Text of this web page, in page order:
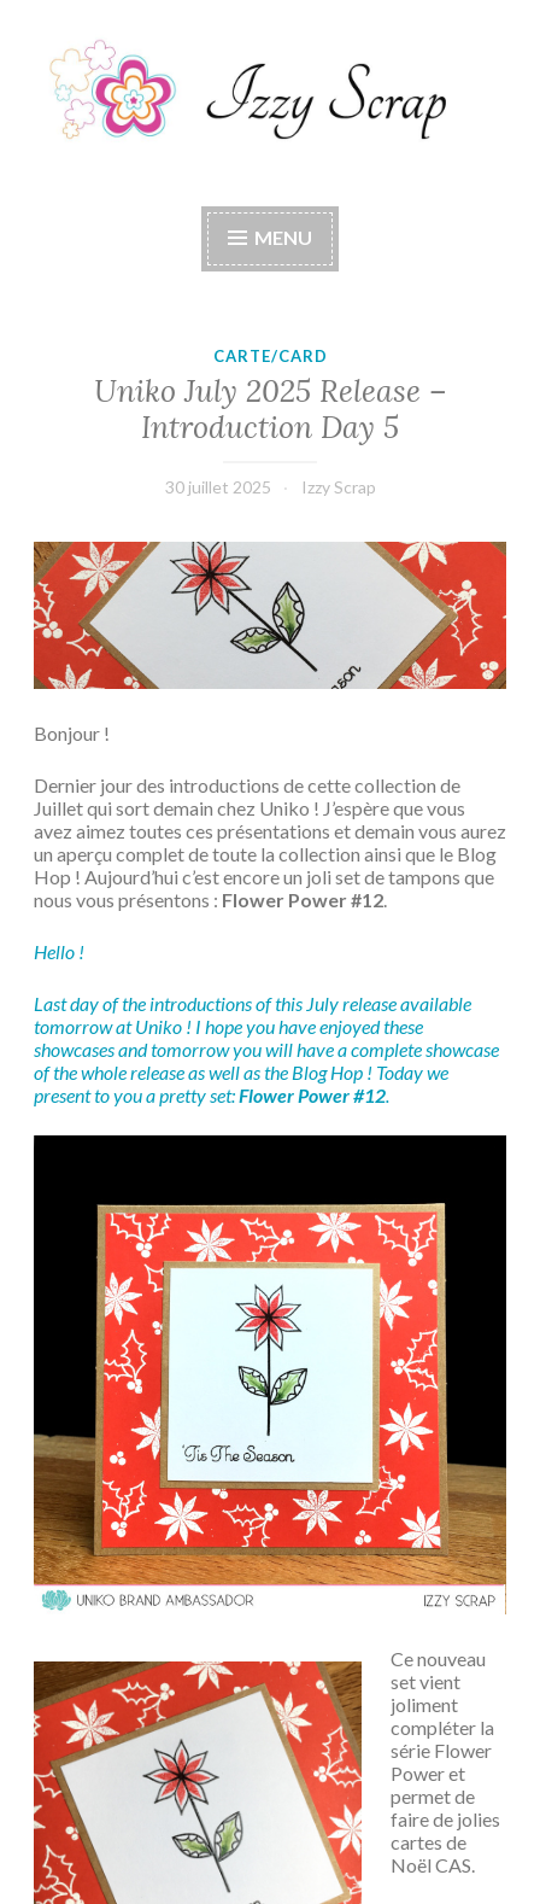
Accéder
au
contenu
principal
Izzy Scrap
MENU
CARTE/CARD
Uniko July 2025 Release –
Introduction Day 5
30 juillet 2025 Izzy Scrap
Bonjour !
Dernier jour des introductions de cette collection de
Juillet qui sort demain chez Uniko ! J’espère que vous
avez aimez toutes ces présentations et demain vous aurez
un aperçu complet de toute la collection ainsi que le Blog
Hop ! Aujourd’hui c’est encore un joli set de tampons que
nous vous présentons : Flower Power #12.
Hello !
Last day of the introductions of this July release available
tomorrow at Uniko ! I hope you have enjoyed these
showcases and tomorrow you will have a complete showcase
of the whole release as well as the Blog Hop ! Today we
present to you a pretty set:Flower Power #12.
Ce nouveau
set vient
joliment
compléter la
série Flower
Power et
permet de
faire de jolies
cartes de
Noël CAS.